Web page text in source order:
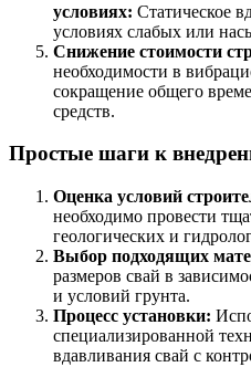
условиях: Статическое
условиях слабых или
Снижение стоимости
необходимости в
сокращение общего
средств.
Простые шаги к
Оценка условий
необходимо провести
геологических и
Выбор подходящих
размеров свай в
и условий грунта.
Процесс установки:
специализированной
вдавливания свай с